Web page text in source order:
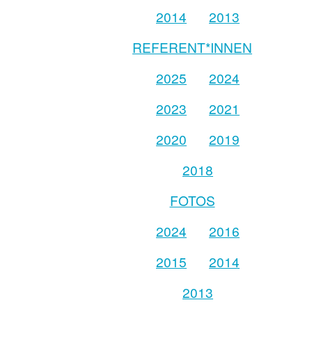
2014
2013
REFERENT*INNEN
2025
2024
2023
2021
2020
2019
2018
FOTOS
2024
2016
2015
2014
2013